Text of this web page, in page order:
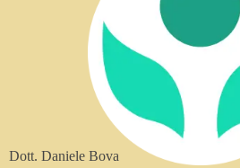
Dott. Daniele Bova